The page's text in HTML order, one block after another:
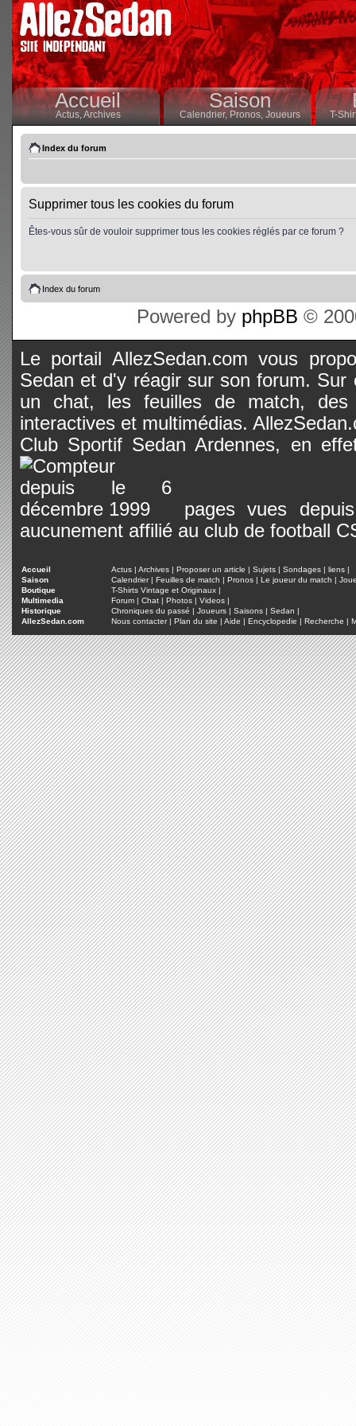
Accueil
Actus,Archives
Saison
Calendrier,Pronos, Joueurs T-
Index du forum
Supprimer tous les cookies du forum
Êtes-vous sûr de vouloir supprimer tous les cookies réglés par ce forum ?
Index du forum
Powered by phpBB ©
Le portail AllezSedan.com vous
Sedan et d'y réagir sur son forum.
un chat, les feuilles de match, des
interactives et multimédias.
Club Sportif Sedan Ardennes, en
pages vues
aucunement affilié au club de football
Accueil Actus | Archives | Proposer un article | Sujets | Sondages | liens |
Saison
Calendrier| Feuilles de match | Pronos | Le joueur du match |
Boutique
T-Shirts Vintage et Originaux |
Multimedia
Forum | Chat | Photos | Videos |
Historique
Chroniques du passé | Joueurs | Saisons | Sedan |
AllezSedan.com
Nous contacter| Plan du site | Aide | Encyclopedie | Recherche |